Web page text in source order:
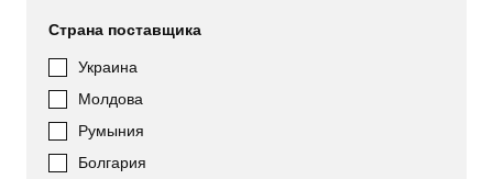
Страна поставщика
Украина
Молдова
Румыния
Болгария